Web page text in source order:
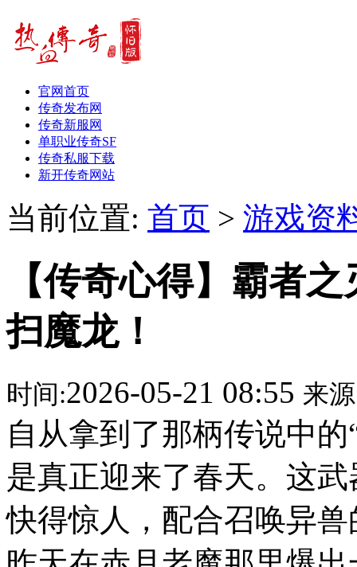
官网首页
传奇发布网
传奇新服网
单职业传奇SF
传奇私服下载
新开传奇网站
当前位置: 首页 > 游戏资
【传奇心得】霸者
扫魔龙！
时间:2026-05-21 08:55 来
自从拿到了那柄传说中
是真正迎来了春天。这
快得惊人，配合召唤异